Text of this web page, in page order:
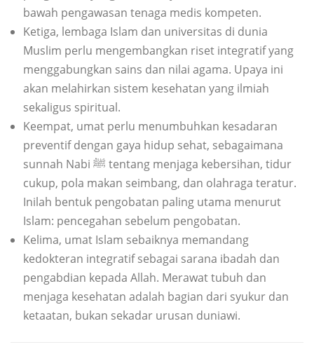
bawah pengawasan tenaga medis kompeten.
Ketiga, lembaga Islam dan universitas di dunia
Muslim perlu mengembangkan riset integratif yang
menggabungkan sains dan nilai agama. Upaya ini
akan melahirkan sistem kesehatan yang ilmiah
sekaligus spiritual.
Keempat, umat perlu menumbuhkan kesadaran
preventif dengan gaya hidup sehat, sebagaimana
sunnah Nabi ﷺ tentang menjaga kebersihan, tidur
cukup, pola makan seimbang, dan olahraga teratur.
Inilah bentuk pengobatan paling utama menurut
Islam: pencegahan sebelum pengobatan.
Kelima, umat Islam sebaiknya memandang
kedokteran integratif sebagai sarana ibadah dan
pengabdian kepada Allah. Merawat tubuh dan
menjaga kesehatan adalah bagian dari syukur dan
ketaatan, bukan sekadar urusan duniawi.